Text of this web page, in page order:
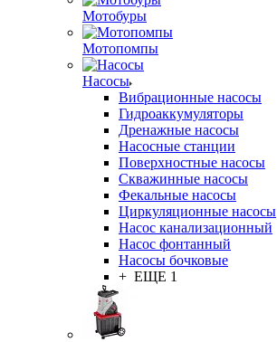
Мотобуры
Мотопомпы
Насосы
Вибрационные насосы
Гидроаккумуляторы
Дренажные насосы
Насосные станции
Поверхностные насосы
Скважинные насосы
Фекальные насосы
Циркуляционные насосы
Насос канализационный
Насос фонтанный
Насосы бочковые
+ ЕЩЕ 1